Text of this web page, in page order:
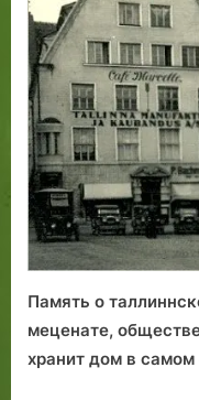
Память о
меценате,
хранит дом в самом